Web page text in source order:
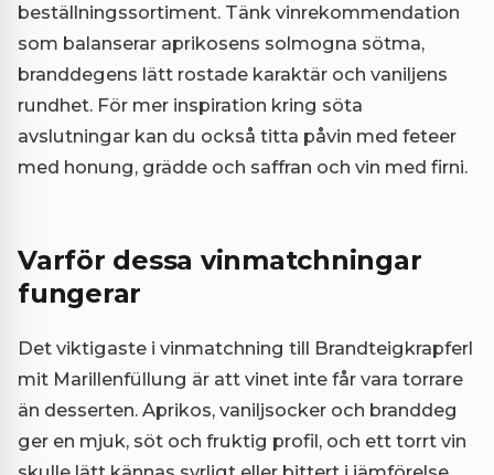
beställningssortiment. Tänk vinrekommendation
som balanserar aprikosens solmogna sötma,
branddegens lätt rostade karaktär och vaniljens
rundhet. För mer inspiration kring söta
avslutningar kan du också titta påvin med feteer
med honung, grädde och saffran och vin med firni.
Varför dessa vinmatchningar
fungerar
Det viktigaste i vinmatchning till Brandteigkrapferl
mit Marillenfüllung är att vinet inte får vara torrare
än desserten. Aprikos, vaniljsocker och branddeg
ger en mjuk, söt och fruktig profil, och ett torrt vin